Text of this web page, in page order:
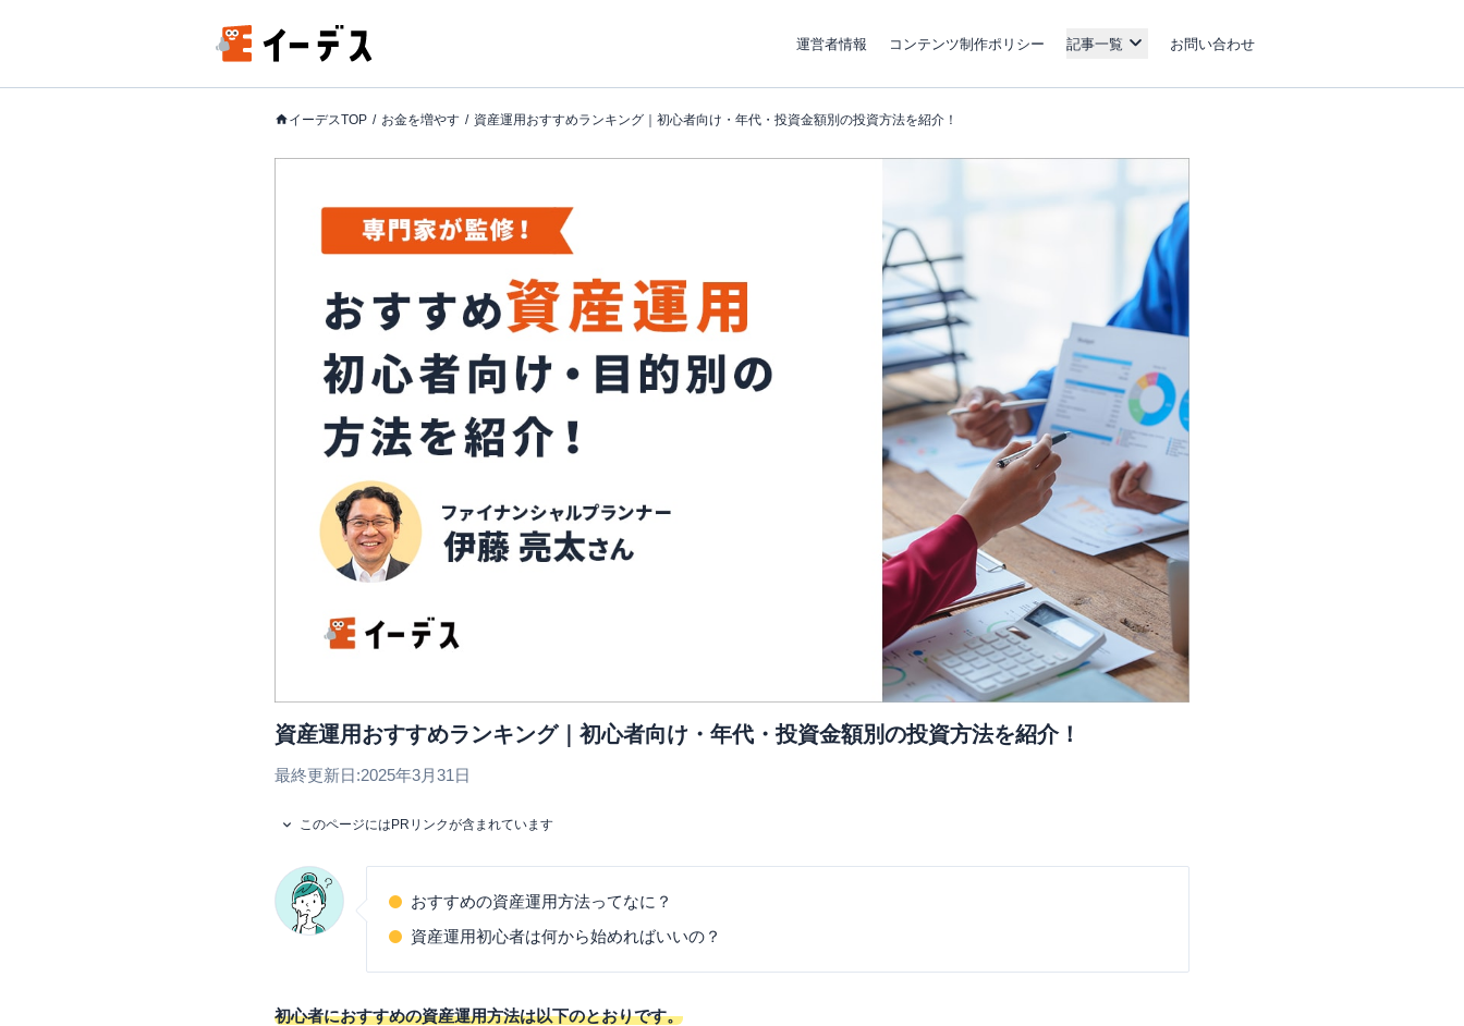
運営者情報 コンテンツ制作ポリシー 記事一覧 お問い合わせ
イーデスTOP お金を増やす 資産運用おすすめランキング｜初心者向け・年代・投資金額別の投資方法を紹介！
資産運用おすすめランキング｜初心者向け・年代・投資金額別の投資方法を紹介！
最終更新日:2025年3月31日
このページにはPRリンクが含まれています
おすすめの資産運用方法ってなに？
資産運用初心者は何から始めればいいの？
初心者におすすめの資産運用方法は以下のとおりです。